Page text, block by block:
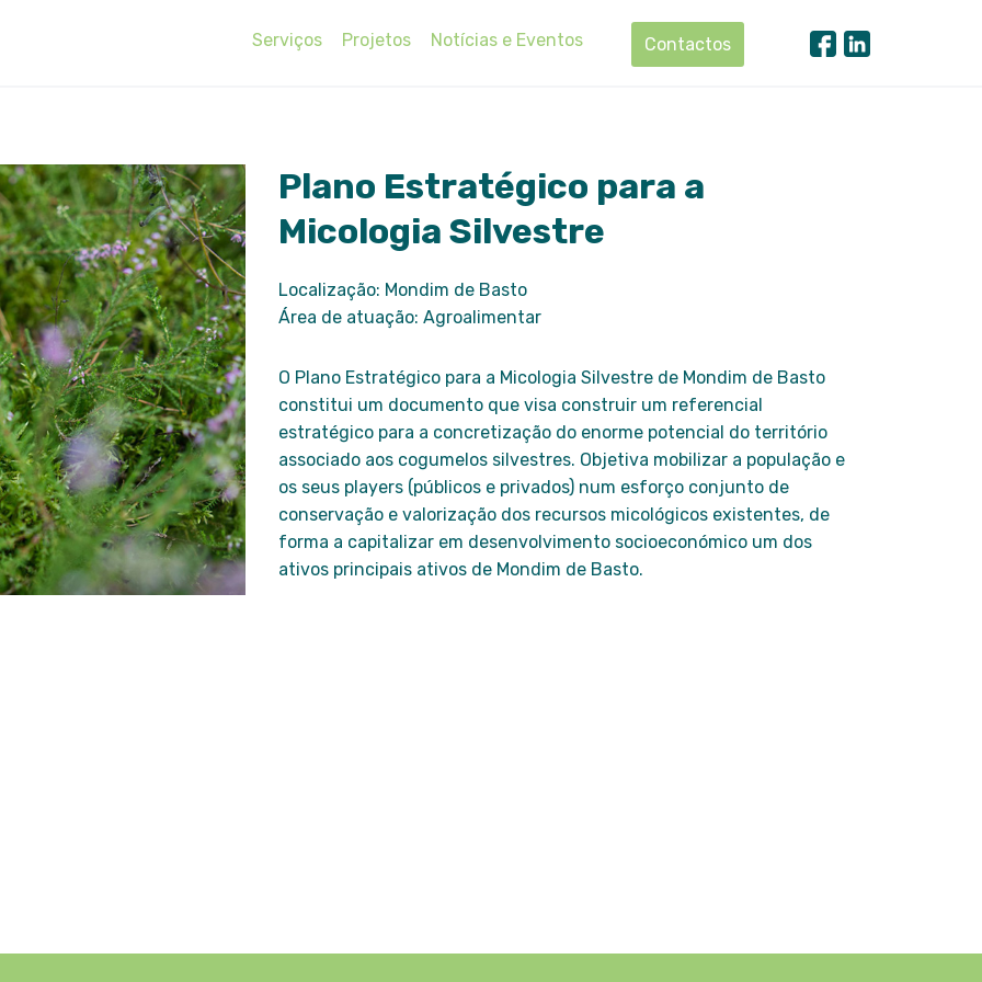
Serviços Projetos Notícias e Eventos Contactos
Plano Estratégico para a
Micologia Silvestre
Localização: Mondim de Basto
Área de atuação: Agroalimentar
O Plano Estratégico para a Micologia Silvestre de Mondim de Basto
constitui um documento que visa construir um referencial
estratégico para a concretização do enorme potencial do território
associado aos cogumelos silvestres. Objetiva mobilizar a população e
os seus players (públicos e privados) num esforço conjunto de
conservação e valorização dos recursos micológicos existentes, de
forma a capitalizar em desenvolvimento socioeconómico um dos
ativos principais ativos de Mondim de Basto.